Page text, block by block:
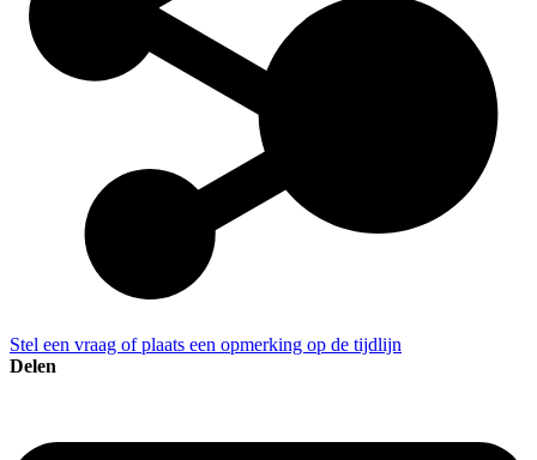
Stel een vraag of plaats een opmerking op de tijdlijn
Delen